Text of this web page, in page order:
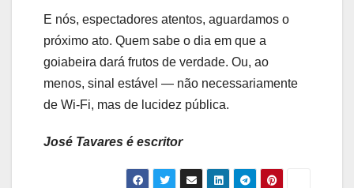
E nós, espectadores atentos, aguardamos o
próximo ato. Quem sabe o dia em que a
goiabeira dará frutos de verdade. Ou, ao
menos, sinal estável — não necessariamente
de Wi-Fi, mas de lucidez pública.
José Tavares é escritor